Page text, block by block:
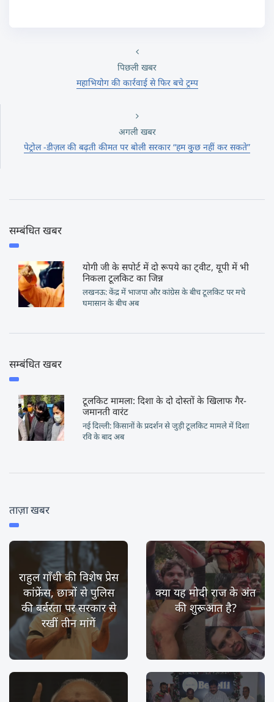
पिछली खबर
महाभियोग की कार्रवाई से फिर बचे ट्रम्प
अगली खबर
पेट्रोल -डीज़ल की बढ़ती कीमत पर बोली सरकार “हम कुछ नहीं कर सकते”
सम्बंधित खबर
योगी जी के सपोर्ट में दो रूपये का ट्वीट, यूपी में भी
निकला टूलकिट का जिन्न
लखनऊ: केंद्र में भाजपा और कांग्रेस के बीच टूलकिट पर मचे
घमासान के बीच अब
सम्बंधित खबर
टूलकिट मामला: दिशा के दो दोस्तों के खिलाफ गैर-
जमानती वारंट
नई दिल्ली: किसानों के प्रदर्शन से जुड़ी टूलकिट मामले में दिशा
रवि के बाद अब
ताज़ा खबर
राहुल गाँधी की विशेष प्रेस
कांफ्रेंस, छात्रों से पुलिस
की बर्बरता पर सरकार से
रखीं तीन मांगें
क्या यह मोदी राज के अंत
की शुरूआत है?